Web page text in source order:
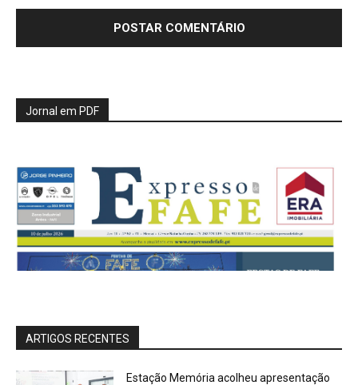
Jornal em PDF
ARTIGOS RECENTES
Estação Memória acolheu apresentação